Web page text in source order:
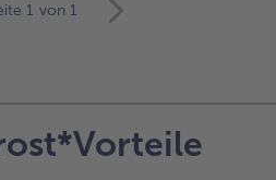
1 von 1